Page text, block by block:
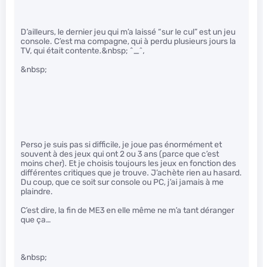
D’ailleurs, le dernier jeu qui m’a laissé “sur le cul” est un jeu
console. C’est ma compagne, qui à perdu plusieurs jours la
TV, qui était contente.&nbsp; ^_^,
&nbsp;
Perso je suis pas si difficile, je joue pas énormément et
souvent à des jeux qui ont 2 ou 3 ans (parce que c’est
moins cher). Et je choisis toujours les jeux en fonction des
différentes critiques que je trouve. J’achète rien au hasard.
Du coup, que ce soit sur console ou PC, j’ai jamais à me
plaindre.
C’est dire, la fin de ME3 en elle même ne m’a tant déranger
que ça…
&nbsp;